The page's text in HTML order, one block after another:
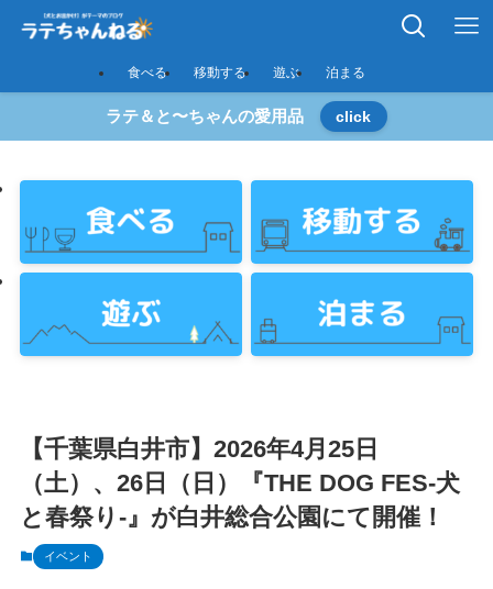
食べる 移動する 遊ぶ 泊まる
ラテ＆と〜ちゃんの愛用品 click
【千葉県白井市】2026年4月25日
（土）、26日（日）『THE DOG FES-犬
と春祭り-』が白井総合公園にて開催！
イベント